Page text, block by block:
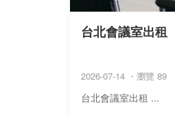
台北會議室出租
2026-07-14 ・瀏覽 89
台北會議室出租 ...